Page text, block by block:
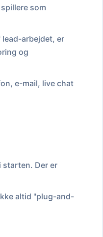
som
lead-arbejdet, er
og
e-mail, live chat
starten. Der er
altid "plug-and-